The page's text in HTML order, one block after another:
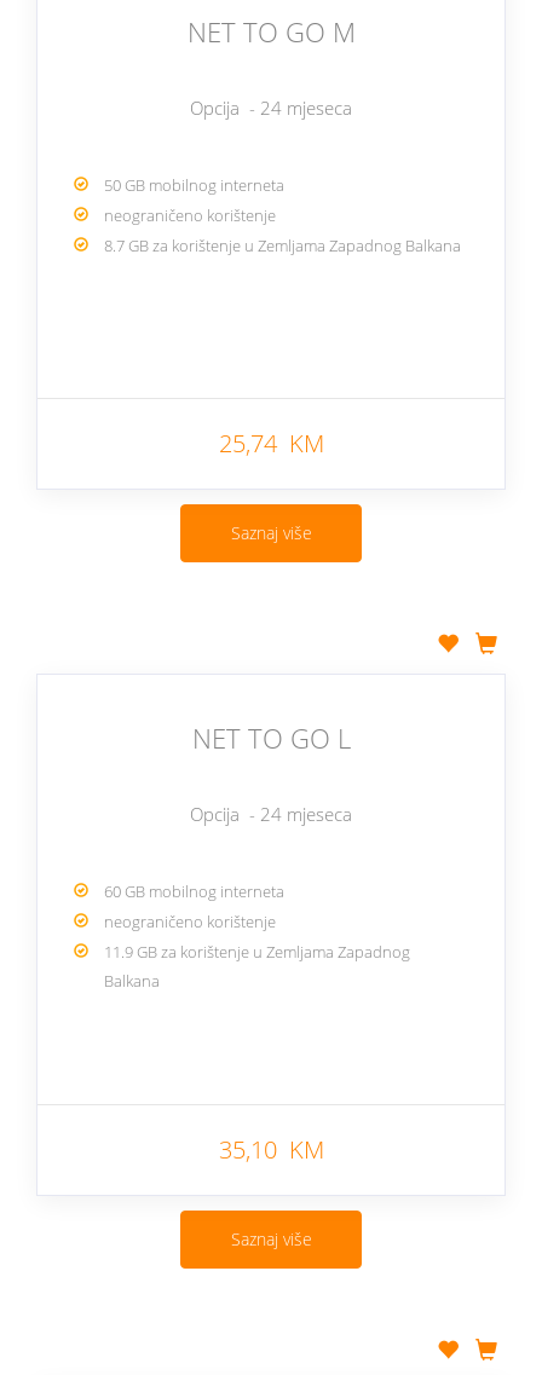
NET TO GO M
Opcija - 24 mjeseca
50 GB mobilnog interneta
neograničeno korištenje
8.7 GB za korištenje u Zemljama Zapadnog Balkana
25,74 KM
Saznaj više
NET TO GO L
Opcija - 24 mjeseca
60 GB mobilnog interneta
neograničeno korištenje
11.9 GB za korištenje u Zemljama Zapadnog
Balkana
35,10 KM
Saznaj više